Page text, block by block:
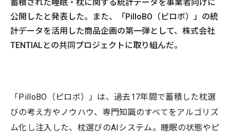
蓄積された睡眠・枕に関する統計データを事業者向けに
公開したと発表した。また、「PilloBO（ピロボ）」の統
計データを活用した商品企画の第一弾として、株式会社
TENTIALとの共同プロジェクトに取り組んだ。
「PilloBO（ピロボ）」は、過去17年間で蓄積した枕選
びの考え方やノウハウ、専門知識のすべてをアルゴリズ
ム化し注入した、枕選びのAIシステム。睡眠の状態やピ